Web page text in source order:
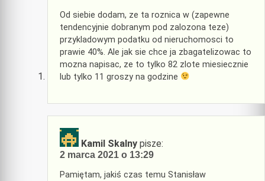
Od siebie dodam, ze ta roznica w (zapewne
tendencyjnie dobranym pod zalozona teze)
przykladowym podatku od nieruchomosci to
prawie 40%. Ale jak sie chce ja zbagatelizowac to
mozna napisac, ze to tylko 82 zlote miesiecznie
lub tylko 11 groszy na godzine
Kamil Skalny pisze:
2 marca 2021 o 13:29
Pamiętam, jakiś czas temu Stanisław